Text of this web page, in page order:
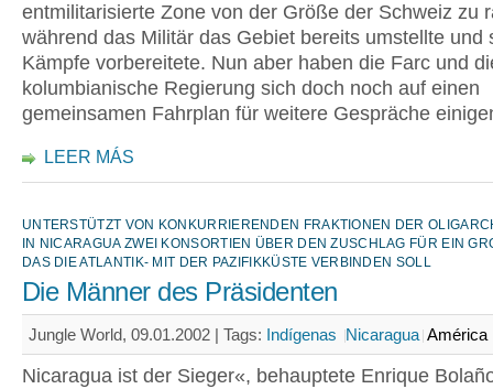
entmilitarisierte Zone von der Größe der Schweiz zu
während das Militär das Gebiet bereits umstellte und
Kämpfe vorbereitete. Nun aber haben die Farc und
kolumbianische Regierung sich doch noch auf einen
gemeinsamen Fahrplan für weitere Gespräche
LEER MÁS
UNTERSTÜTZT VON KONKURRIERENDEN FRAKTIONEN DER
IN NICARAGUA ZWEI KONSORTIEN ÜBER DEN ZUSCHLAG FÜR EIN
AS DIE ATLANTIK- MIT DER PAZIFIKKÜSTE VERBINDEN SOLL
Die Männer des Präsidenten
Jungle World, 09.01.2002 | Tags: Indígenas Nicaragua América
Nicaragua ist der Sieger«, behauptete Enrique